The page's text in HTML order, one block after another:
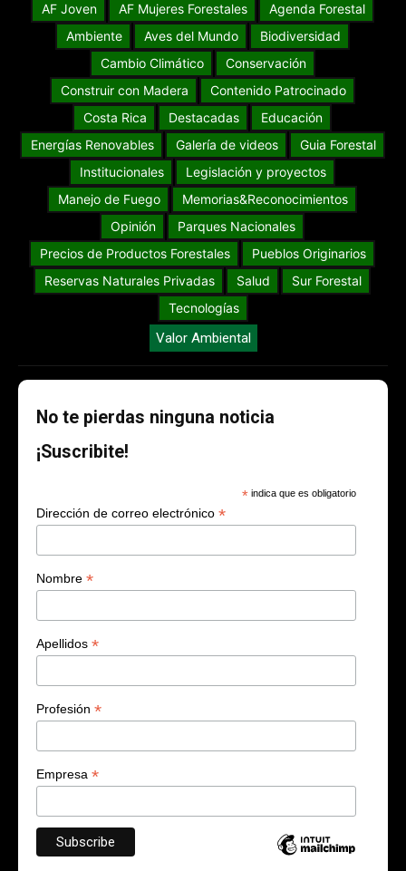
AF Joven AF Mujeres Forestales
Agenda Forestal
Ambiente
Aves del Mundo
Biodiversidad
Cambio Climático
Conservación
Construir con Madera
Contenido Patrocinado
Costa Rica
Destacadas
Educación
Energías Renovables
Galería de videos
Guia Forestal
Institucionales
Legislación y proyectos
Manejo de Fuego
Memorias&Reconocimientos
Opinión
Parques Nacionales
Precios de Productos Forestales
Pueblos Originarios
Reservas Naturales Privadas
Salud
Sur Forestal
Tecnologías
Valor Ambiental
No te pierdas ninguna noticia
¡Suscribite!
* indica que es obligatorio
Dirección de correo electrónico *
Nombre *
Apellidos *
Profesión *
Empresa *